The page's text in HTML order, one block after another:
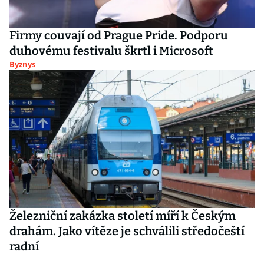
Firmy couvají od Prague Pride. Podporu
duhovému festivalu škrtl i Microsoft
Byznys
Železniční zakázka století míří k Českým
drahám. Jako vítěze je schválili středočeští
radní